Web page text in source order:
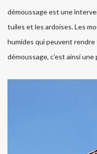
démoussage est une
tuiles et les ardoises. Les
humides qui peuvent
démoussage, c’est ainsi